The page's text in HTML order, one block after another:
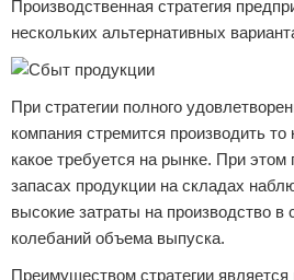
Производственная стратегия
нескольких альтернативных
При стратегии полного
компания стремится производить то
какое требуется на рынке. При
запасах продукции на складах
высокие затраты на производство
колебаний объема выпуска.
Преимуществом стратегии